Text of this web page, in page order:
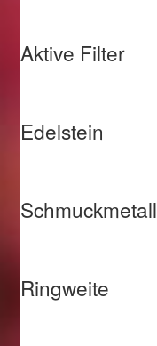
Aktive Filter
Edelstein
Schmuckmetall
Ringweite